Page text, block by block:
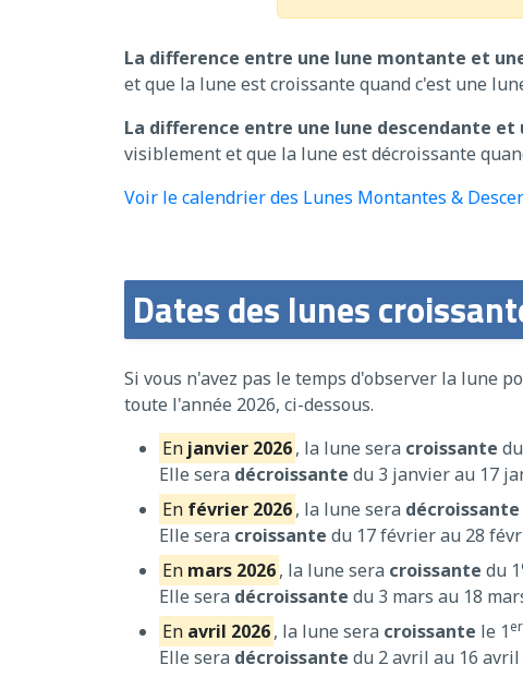
La difference entre une lune montante et
et que la lune est croissante quand c'est une
La difference entre une lune descendante et
visiblement et que la lune est décroissante
Voir le calendrier des Lunes Montantes &
Dates des lunes
Si vous n'avez pas le temps d'observer la lune
toute l'année 2026, ci-dessous.
En janvier 2026, la lune sera croissante
Elle sera décroissante du 3 janvier au 17
En février 2026, la lune sera décroissante
Elle sera croissante du 17 février au 28
En mars 2026, la lune sera croissante du 1
Elle sera décroissante du 3 mars au 18
En avril 2026, la lune sera croissante le 1er
Elle sera décroissante du 2 avril au 16 avril